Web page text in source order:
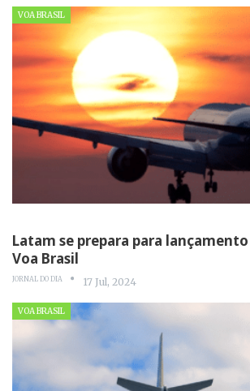
VOA BRASIL
Latam se prepara para
Voa Brasil
JORNAL DO DIA 17 Jul, 2024
VOA BRASIL